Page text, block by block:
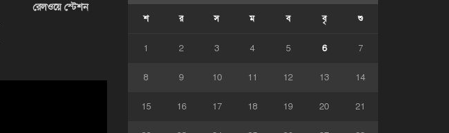
রেলওয়ে স্টেশন
শ র স ম ব বৃ শু
1 2 3 4 5 6 7
8 9 10 11 12 13 14
15 16 17 18 19 20 21